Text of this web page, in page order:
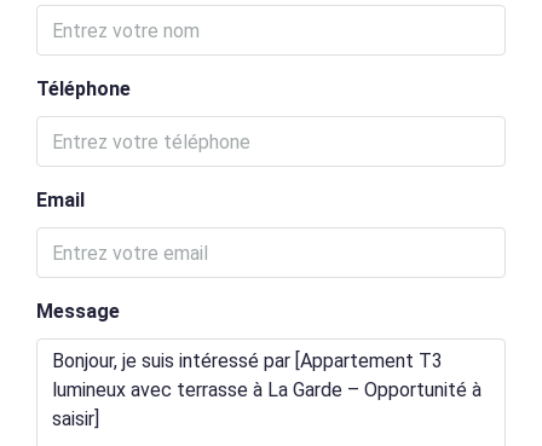
Téléphone
Email
Message